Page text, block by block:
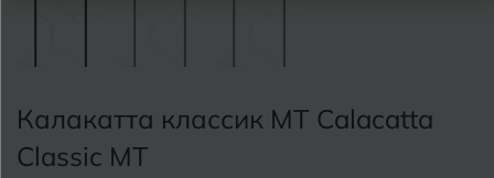
Калакатта классик MT Calacatta
Classic MT
Анапа Псков